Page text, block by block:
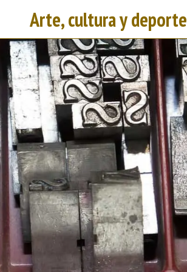
Arte, cultura y deporte